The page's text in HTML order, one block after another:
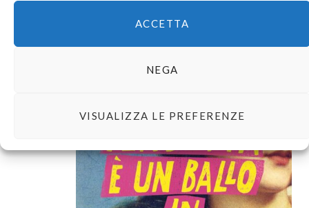
ACCETTA
NEGA
VISUALIZZA LE PREFERENZE